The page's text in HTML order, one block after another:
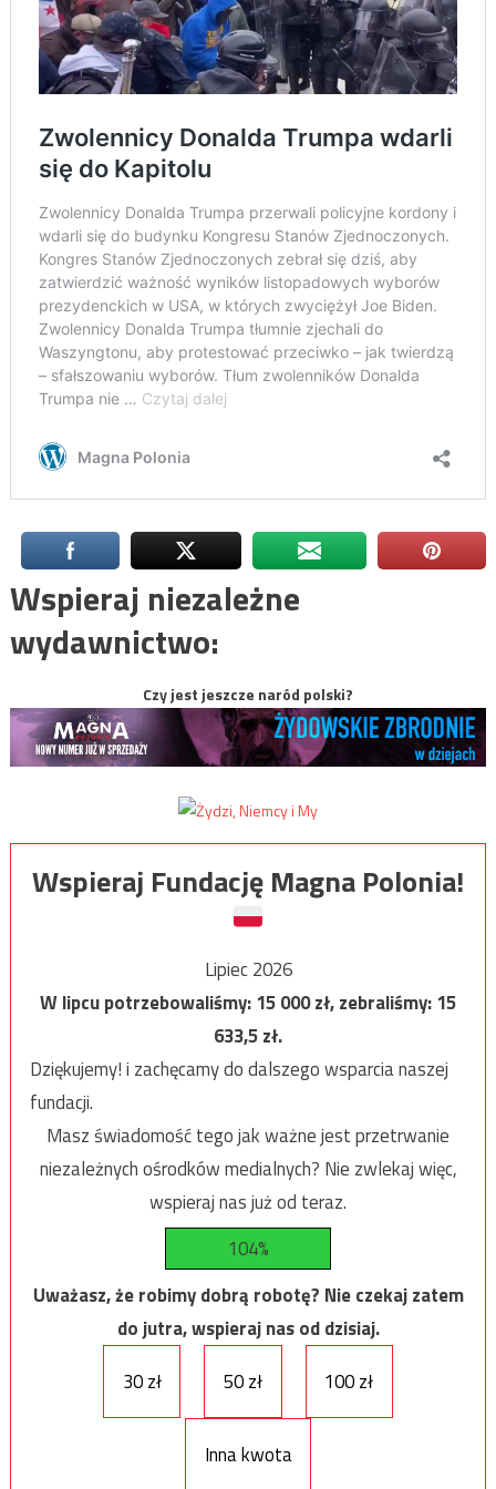
Wspieraj niezależne
wydawnictwo:
Czy jest jeszcze naród polski?
Wspieraj Fundację Magna Polonia!
Lipiec 2026
W lipcu potrzebowaliśmy:15 000zł, zebraliśmy:15
633,5zł.
Dziękujemy! i zachęcamy do dalszego wsparcia naszej
fundacji.
Masz świadomość tego jak ważne jest przetrwanie
niezależnych ośrodków medialnych? Nie zwlekaj więc,
wspieraj nas już od teraz.
104%
Uważasz, że robimy dobrą robotę? Nie czekaj zatem
do jutra, wspieraj nas od dzisiaj.
30 zł
50 zł 100 zł
Inna kwota